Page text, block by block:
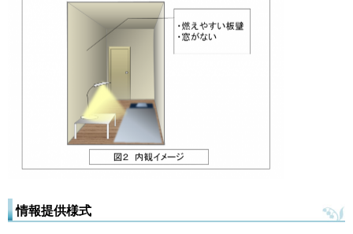
情報提供様式